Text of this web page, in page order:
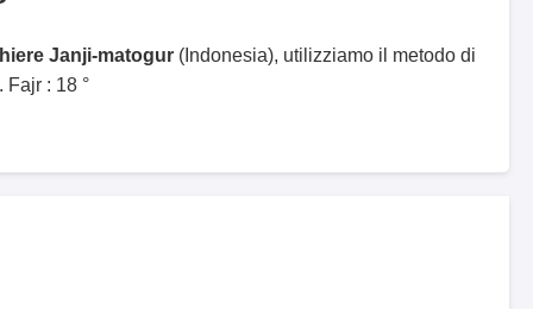
Janji-matogur (Indonesia), utilizziamo il metodo di
: 18 °